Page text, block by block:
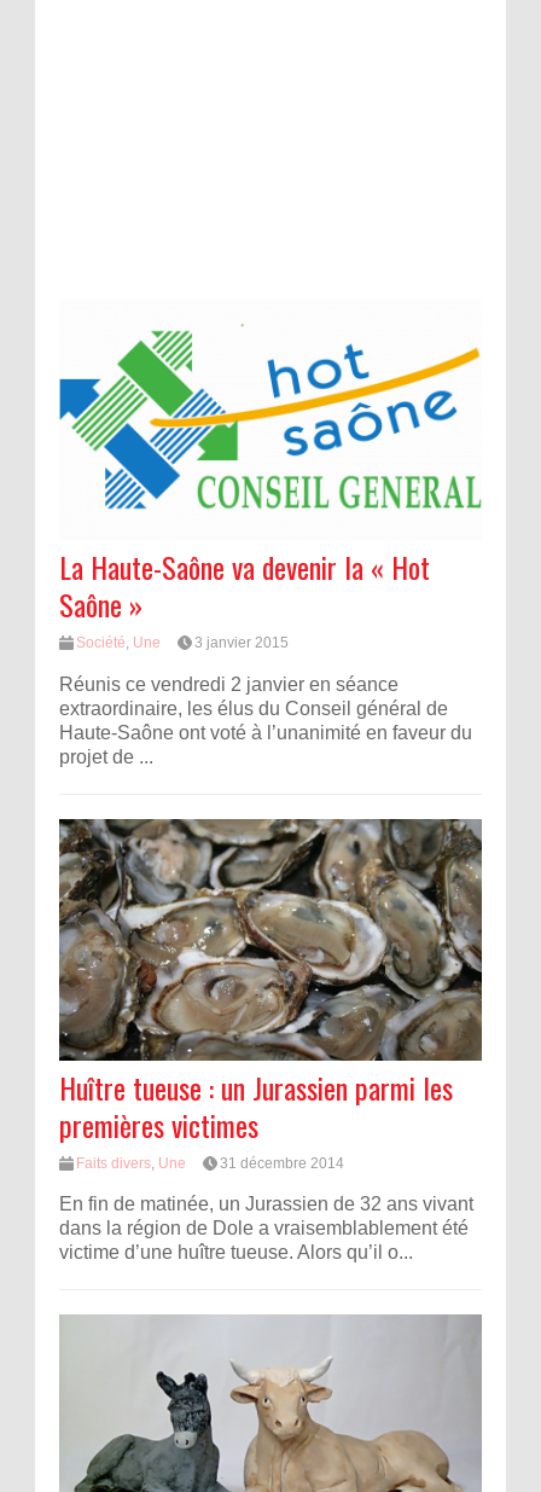
La Haute-Saône va devenir la « Hot
Saône »
Société, Une 3 janvier 2015
Réunis ce vendredi 2 janvier en séance
extraordinaire, les élus du Conseil général de
Haute-Saône ont voté à l’unanimité en faveur du
projet de ...
Huître tueuse : un Jurassien parmi les
premières victimes
Faits divers Une 31 décembre 2014
En fin de matinée, un Jurassien de 32 ans vivant
dans la région de Dole a vraisemblablement été
victime d’une huître tueuse. Alors qu’il o...